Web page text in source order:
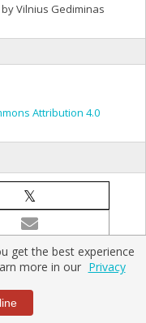
Vilnius Gediminas
Attribution 4.0
Us
University
OJS
get the best experience
more in our Privacy